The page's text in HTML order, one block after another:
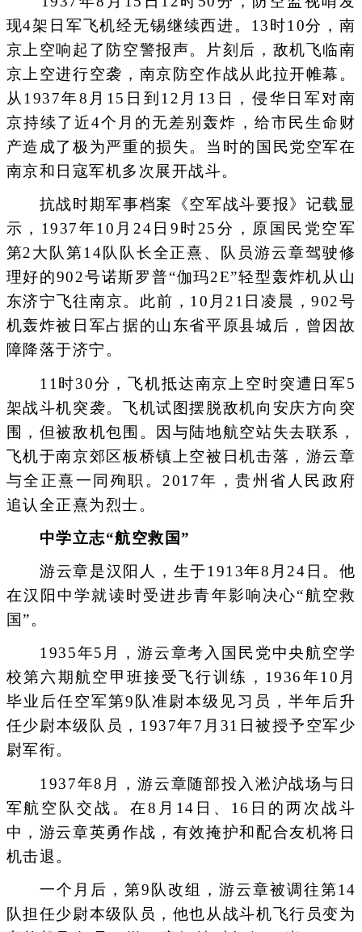
现4架日军飞机经无锡继续西进。13时10分，南
京上空响起了防空警报声。片刻后，敌机飞临南
京上空进行空袭，南京防空作战从此拉开帷幕。
从1937年8月15日到12月13日，侵华日军对南
京持续了近4个月的无差别轰炸，给市民生命财
产造成了极为严重的损失。当时的国民党空军在
南京和日寇军机多次展开战斗。
抗战时期军事档案《空军战斗要报》记载显
示，1937年10月24日9时25分，原国民党空军
第2大队第14队队长全正熹、队员游云章驾驶修
理好的902号诺斯罗普“伽玛2E”轻型轰炸机从山
东济宁飞往南京。此前，10月21日凌晨，902号
机轰炸被日军占据的山东省平原县城后，曾因故
障降落于济宁。
11时30分，飞机抵达南京上空时突遭日军5
架战斗机突袭。飞机试图摆脱敌机向安庆方向突
围，但被敌机包围。因与陆地航空站失去联系，
飞机于南京郊区板桥镇上空被日机击落，游云章
与全正熹一同殉职。2017年，贵州省人民政府
追认全正熹为烈士。
中学立志“航空救国”
游云章是汉阳人，生于1913年8月24日。他
在汉阳中学就读时受进步青年影响决心“航空救
国”。
1935年5月，游云章考入国民党中央航空学
校第六期航空甲班接受飞行训练，1936年10月
毕业后任空军第9队准尉本级见习员，半年后升
任少尉本级队员，1937年7月31日被授予空军少
尉军衔。
1937年8月，游云章随部投入淞沪战场与日
军航空队交战。在8月14日、16日的两次战斗
中，游云章英勇作战，有效掩护和配合友机将日
机击退。
一个月后，第9队改组，游云章被调往第14
队担任少尉本级队员，他也从战斗机飞行员变为